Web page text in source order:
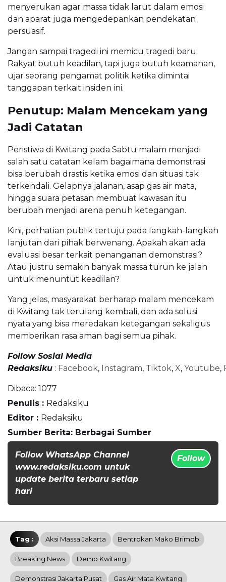
menyerukan agar massa tidak larut dalam emosi
dan aparat juga mengedepankan pendekatan
persuasif.
Jangan sampai tragedi ini memicu tragedi baru.
Rakyat butuh keadilan, tapi juga butuh keamanan,
ujar seorang pengamat politik ketika dimintai
tanggapan terkait insiden ini.
Penutup: Malam Mencekam yang
Jadi Catatan
Peristiwa di Kwitang pada Sabtu malam menjadi
salah satu catatan kelam bagaimana demonstrasi
bisa berubah drastis ketika emosi dan situasi tak
terkendali. Gelapnya jalanan, asap gas air mata,
hingga suara petasan membuat kawasan itu
berubah menjadi arena penuh ketegangan.
Kini, perhatian publik tertuju pada langkah-langkah
lanjutan dari pihak berwenang. Apakah akan ada
evaluasi besar terkait penanganan demonstrasi?
Atau justru semakin banyak massa turun ke jalan
untuk menuntut keadilan?
Yang jelas, masyarakat berharap malam mencekam
di Kwitang tak terulang kembali, dan ada solusi
nyata yang bisa meredakan ketegangan sekaligus
memberikan rasa aman bagi semua pihak.
Follow Sosial Media
Redaksiku : Facebook, Instagram, Tiktok, X, Youtube,
Dibaca: 1077
Penulis : Redaksiku
Editor : Redaksiku
Sumber Berita: Berbagai Sumber
Follow WhatsApp Channel
www.redaksiku.com untuk
update berita terbaru setiap
hari
Follow
Tag : Aksi Massa Jakarta Bentrokan Mako Brimob
Breaking News Demo Kwitang
Demonstrasi Jakarta Pusat Gas Air Mata Kwitang